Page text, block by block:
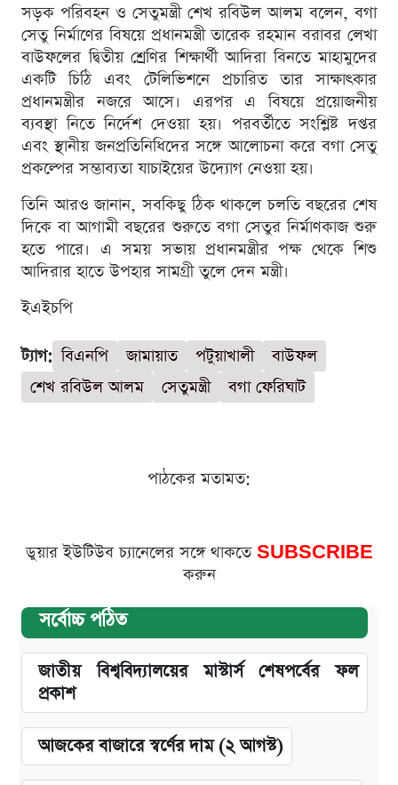
সড়ক পরিবহন ও সেতুমন্ত্রী শেখ রবিউল আলম বলেন, বগা
সেতু নির্মাণের বিষয়ে প্রধানমন্ত্রী তারেক রহমান বরাবর লেখা
বাউফলের দ্বিতীয় শ্রেণির শিক্ষার্থী আদিরা বিনতে মাহামুদের
একটি চিঠি এবং টেলিভিশনে প্রচারিত তার সাক্ষাৎকার
প্রধানমন্ত্রীর নজরে আসে। এরপর এ বিষয়ে প্রয়োজনীয়
ব্যবস্থা নিতে নির্দেশ দেওয়া হয়। পরবর্তীতে সংশ্লিষ্ট দপ্তর
এবং স্থানীয় জনপ্রতিনিধিদের সঙ্গে আলোচনা করে বগা সেতু
প্রকল্পের সম্ভাব্যতা যাচাইয়ের উদ্যোগ নেওয়া হয়।
তিনি আরও জানান, সবকিছু ঠিক থাকলে চলতি বছরের শেষ
দিকে বা আগামী বছরের শুরুতে বগা সেতুর নির্মাণকাজ শুরু
হতে পারে। এ সময় সভায় প্রধানমন্ত্রীর পক্ষ থেকে শিশু
আদিরার হাতে উপহার সামগ্রী তুলে দেন মন্ত্রী।
ইএইচপি
ট্যাগ: বিএনপি জামায়াত পটুয়াখালী
বাউফল
শেখ রবিউল আলম
সেতুমন্ত্রী বগা ফেরিঘাট
পাঠকের মতামত:
ডুয়ার ইউটিউব চ্যানেলের সঙ্গে থাকতে SUBSCRIBE
করুন
সর্বোচ্চ পঠিত
জাতীয় বিশ্ববিদ্যালয়ের মাস্টার্স শেষপর্বের ফল
প্রকাশ
আজকের বাজারে স্বর্ণের দাম (২ আগস্ট)